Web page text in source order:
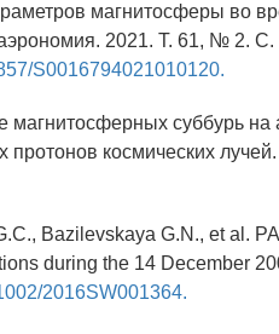
магнитосферы во
2021. Т. 61, № 2. С.
S0016794021010120.
суббурь на
протонов космических
Bazilevskaya G.N., et al.
during the 14 December
2016SW001364.